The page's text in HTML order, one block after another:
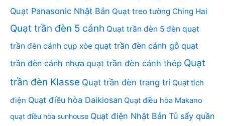
Quạt Panasonic Nhật Bản Quạt treo tường Ching Hai
Quạt trần đèn 5 cánh Quạt trần đèn 5 đèn quạt
trần đèn cánh cụp xòe quạt trần đèn cánh gỗ quạt
trần đèn cánh nhựa quạt trần đèn cánh thép Quạt
trần đèn Klasse Quạt trần đèn trang trí Quạt tích
điện Quạt điều hòa Daikiosan Quạt điều hòa Makano
quạt điều hòa sunhouse Quạt điện Nhật Bản Tủ sấy quần